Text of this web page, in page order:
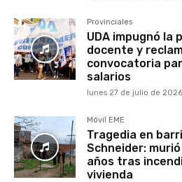
Provinciales
UDA impugnó la
docente y
convocatoria
salarios
lunes 27 de julio de 2026
Móvil EME
Tragedia en
Schneider:
años tras
vivienda